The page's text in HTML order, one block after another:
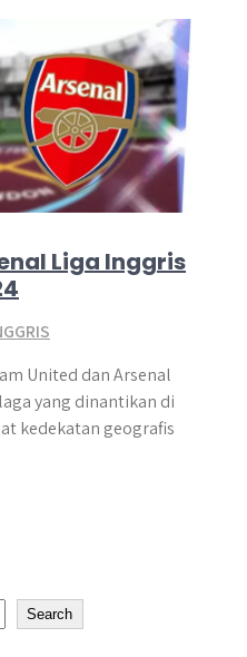
Liga Inggris
United dan Arsenal
yang dinantikan di
kedekatan geografis
Search